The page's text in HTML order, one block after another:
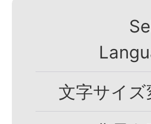
文字サイズ